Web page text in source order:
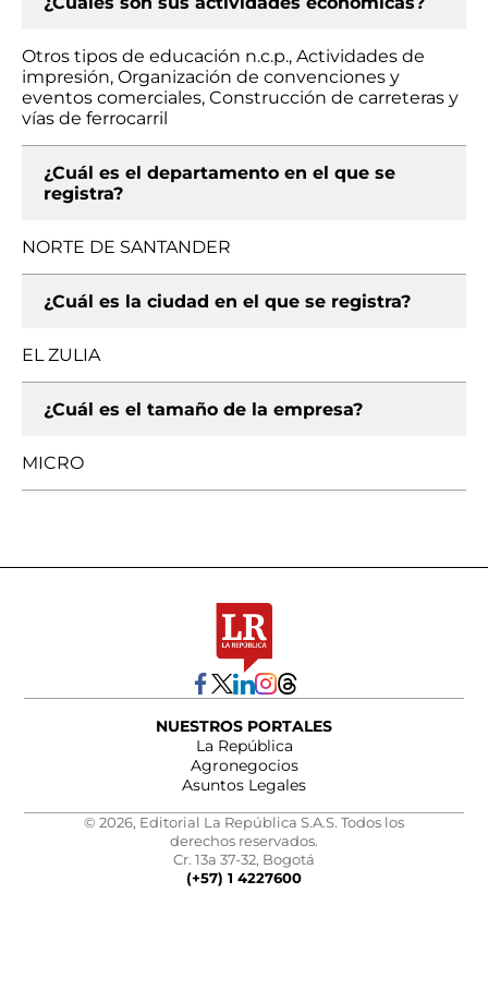
Otros tipos de educación n.c.p., Actividades de
impresión, Organización de convenciones y
eventos comerciales, Construcción de carreteras y
vías de ferrocarril
¿Cuál es el departamento en el que se
registra?
NORTE DE SANTANDER
¿Cuál es la ciudad en el que se registra?
EL ZULIA
¿Cuál es el tamaño de la empresa?
MICRO
NUESTROS PORTALES
La República
Agronegocios
Asuntos Legales
© 2026, Editorial La República S.A.S. Todos los
derechos reservados.
Cr. 13a 37-32, Bogotá
(+57) 1 4227600